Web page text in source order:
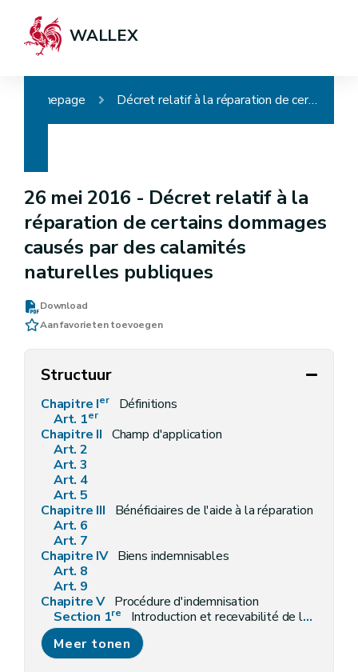
WALLEX
Homepage Décret relatif à la réparation de certains dommages causés par des calamités naturelles publiques
26 mei 2016 - Décret relatif à la
réparation de certains dommages
causés par des calamités
naturelles publiques
Download
Aan favorieten toevoegen
Structuur
Chapitre Ier
Définitions
Art. 1er
Chapitre II Champ d'application
Art. 2
Art. 3
Art. 4
Art. 5
Chapitre III
Bénéficiaires de l'aide à la réparation
Art. 6
Art. 7
Chapitre IV Biens indemnisables
Art. 8
Art. 9
Chapitre V Procédure d'indemnisation
Section 1re
Introduction et recevabilité de la demande
Art. 10
Section 2 Expertise
Art. 11
Meer tonen